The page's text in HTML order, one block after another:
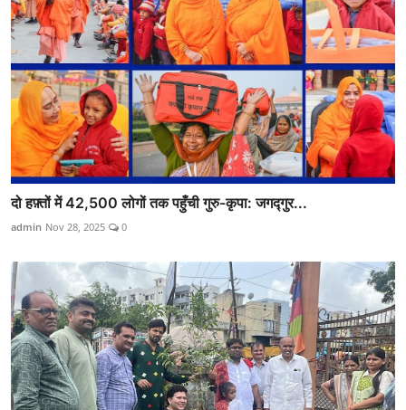
दो हफ़्तों में 42,500 लोगों तक पहुँची गुरु-कृपा: जगद्गुर...
admin Nov 28, 2025 0